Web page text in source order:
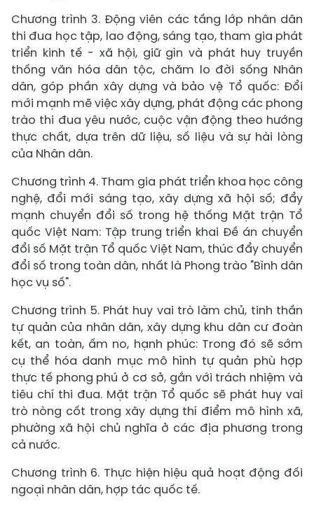
Chương trình 3. Động viên các tầng lớp nhân dân
thi đua học tập, lao động, sáng tạo, tham gia phát
triển kinh tế - xã hội, giữ gìn và phát huy truyền
thống văn hóa dân tộc, chăm lo đời sống Nhân
dân, góp phần xây dựng và bảo vệ Tổ quốc: Đổi
mới mạnh mẽ việc xây dựng, phát động các phong
trào thi đua yêu nước, cuộc vận động theo hướng
thực chất, dựa trên dữ liệu, số liệu và sự hài lòng
của Nhân dân.
Chương trình 4. Tham gia phát triển khoa học công
nghệ, đổi mới sáng tạo, xây dựng xã hội số; đẩy
mạnh chuyển đổi số trong hệ thống Mặt trận Tổ
quốc Việt Nam: Tập trung triển khai Đề án chuyển
đổi số Mặt trận Tổ quốc Việt Nam, thúc đẩy chuyển
đổi số trong toàn dân, nhất là Phong trào "Bình dân
học vụ số".
Chương trình 5. Phát huy vai trò làm chủ, tinh thần
tự quản của nhân dân, xây dựng khu dân cư đoàn
kết, an toàn, ấm no, hạnh phúc: Trong đó sẽ sớm
cụ thể hóa danh mục mô hình tự quản phù hợp
thực tế phong phú ở cơ sở, gắn với trách nhiệm và
tiêu chí thi đua. Mặt trận Tổ quốc sẽ phát huy vai
trò nòng cốt trong xây dựng thí điểm mô hình xã,
phường xã hội chủ nghĩa ở các địa phương trong
cả nước.
Chương trình 6. Thực hiện hiệu quả hoạt động đối
ngoại nhân dân, hợp tác quốc tế.